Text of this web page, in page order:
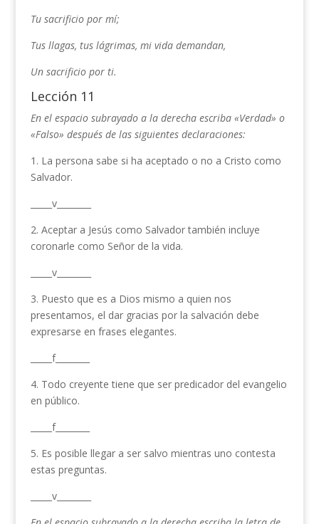
Tu sacrificio por mí;
Tus llagas, tus lágrimas, mi vida demandan,
Un sacrificio por ti.
Lección 11
En el espacio subrayado a la derecha escriba «Verdad» o
«Falso» después de las siguientes declaraciones:
1. La persona sabe si ha aceptado o no a Cristo como
Salvador.
_____v________
2. Aceptar a Jesús como Salvador también incluye
coronarle como Señor de la vida.
_____v________
3. Puesto que es a Dios mismo a quien nos
presentamos, el dar gracias por la salvación debe
expresarse en frases elegantes.
_____f________
4. Todo creyente tiene que ser predicador del evangelio
en público.
_____f________
5. Es posible llegar a ser salvo mientras uno contesta
estas preguntas.
_____v________